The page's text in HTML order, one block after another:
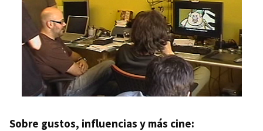
Sobre gustos, influencias y más cine: